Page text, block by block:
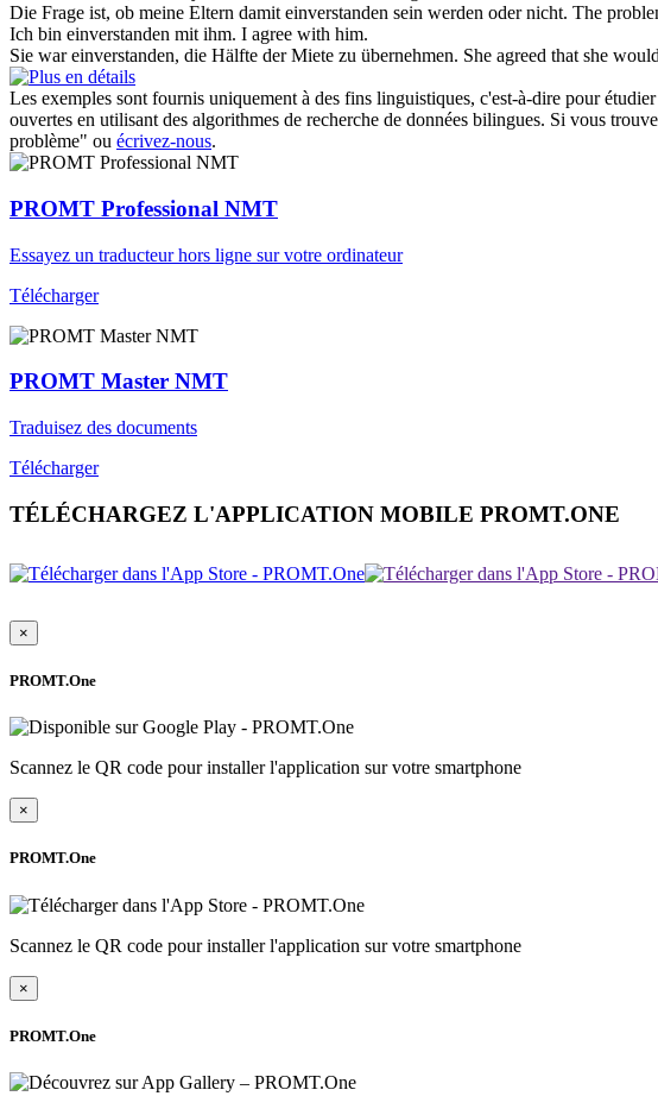
Die Frage ist, ob meine Eltern damit einverstanden sein werden oder nicht. The
Ich bin einverstanden mit ihm. I agree with him.
Sie war einverstanden, die Hälfte der Miete zu übernehmen. She agreed that she
Les exemples sont fournis uniquement à des fins linguistiques, c'est-à-dire pour
ouvertes en utilisant des algorithmes de recherche de données bilingues. Si vous
problème" ou écrivez-nous.
PROMT Professional NMT
Essayez un traducteur hors ligne sur votre ordinateur
Télécharger
PROMT Master NMT
Traduisez des documents
Télécharger
TÉLÉCHARGEZ L'APPLICATION MOBILE PROMT.ONE
×
PROMT.One
Scannez le QR code pour installer l'application sur votre smartphone
×
PROMT.One
Scannez le QR code pour installer l'application sur votre smartphone
×
PROMT.One